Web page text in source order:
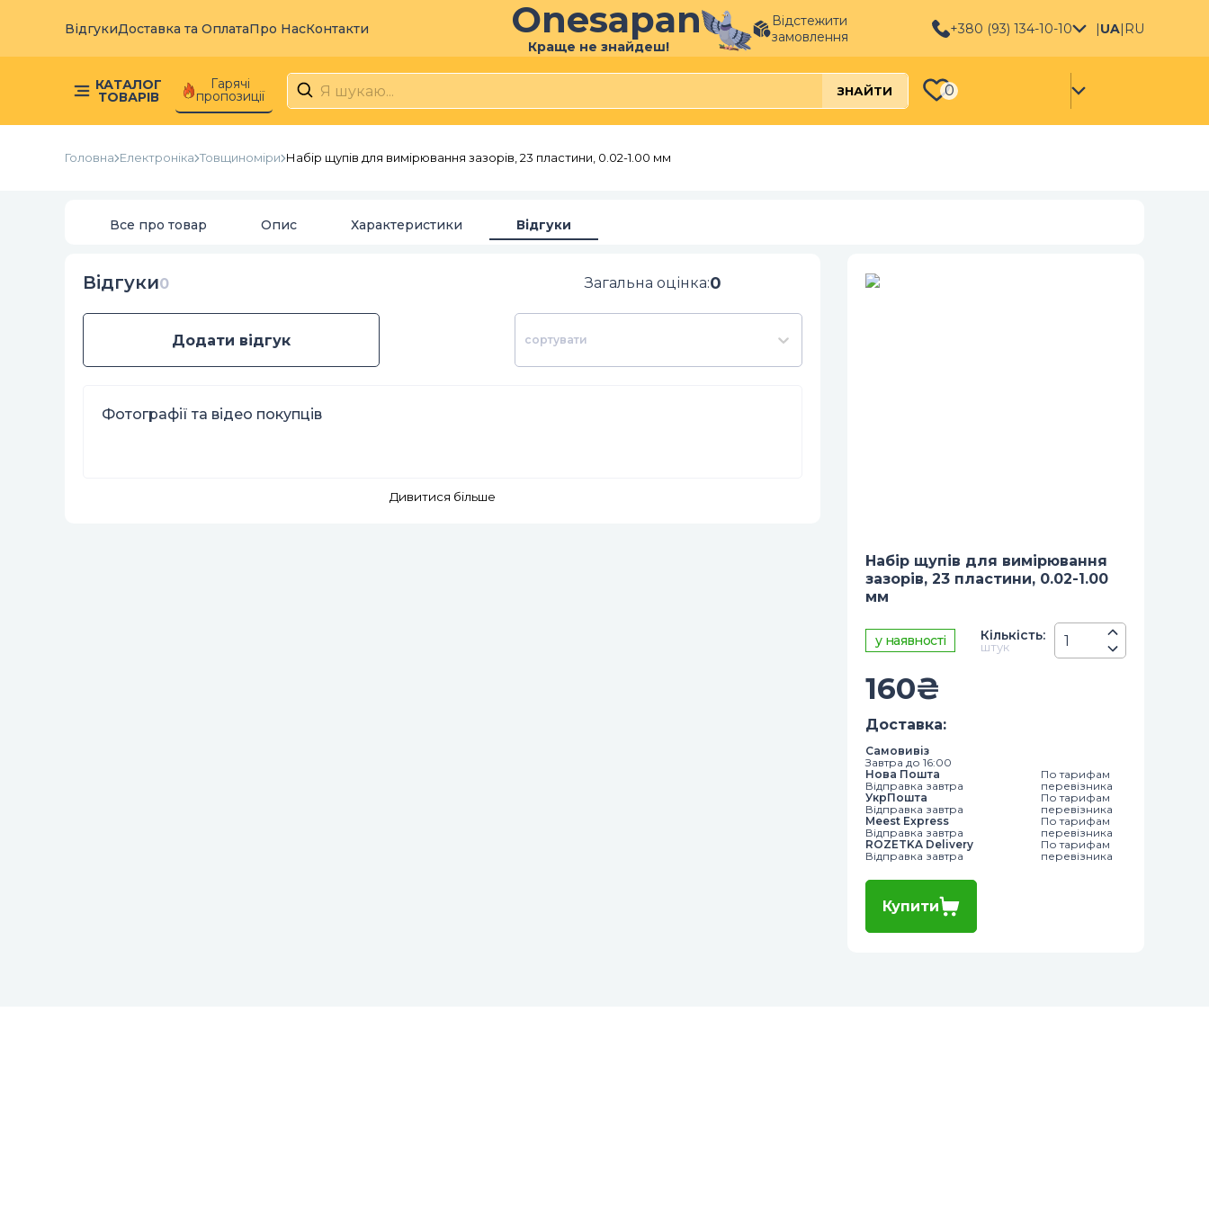
ВідгукиДоставка та ОплатаПро НасКонтакти Onesapan
Краще не знайдеш!
Відстежити
замовлення
+380 (93) 134-10-10 |UA| RU
КАТАЛОГ
ТОВАРІВ
Гарячі
пропозиції ЗНАЙТИ 0
Головна Електроніка Товщиноміри Набір щупів для вимірювання зазорів, 23 пластини, 0.02-1.00 мм
Все про товар Опис Характеристики Відгуки
Відгуки0 Загальна оцінка:0
Додати відгук сортувати
Фотографії та відео покупців
Дивитися більше
Набір щупів для вимірювання
зазорів, 23 пластини, 0.02-1.00
мм
у наявності Кiлькiсть:
штук
160₴
Доставка:
Самовивіз
Завтра до 16:00
Нова Пошта
Відправка завтра
По тарифам
перевізника
УкрПошта
Відправка завтра
По тарифам
перевізника
Meest Express
Відправка завтра
По тарифам
перевізника
ROZETKA Delivery
Відправка завтра
По тарифам
перевізника
Купити